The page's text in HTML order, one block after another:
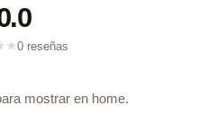
★0 reseñas
mostrar en home.